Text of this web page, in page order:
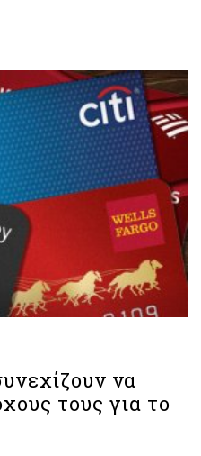
να
τους για το